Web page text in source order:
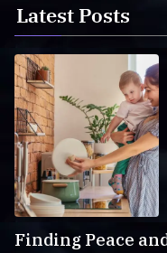
Latest Posts
Finding Peace